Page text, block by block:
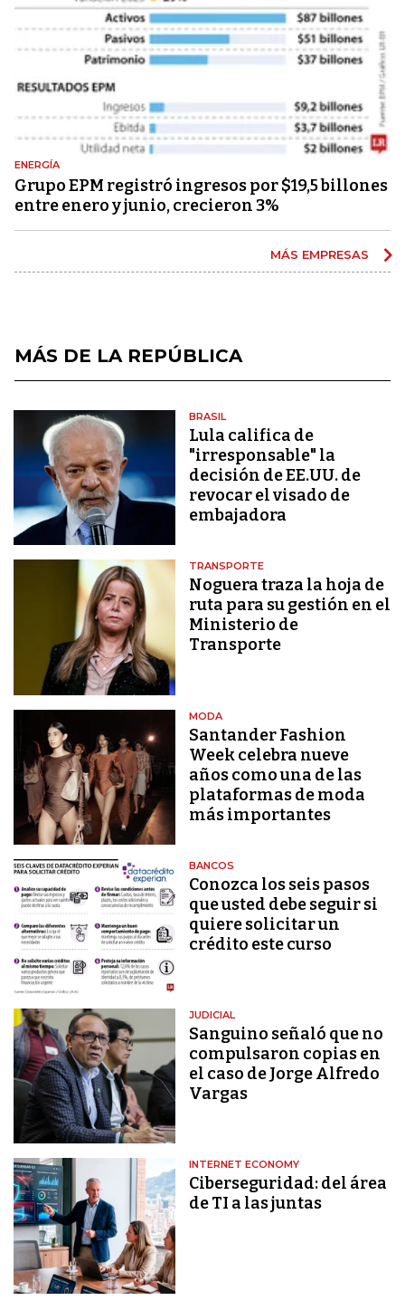
ENERGÍA
Grupo EPM registró ingresos por $19,5 billones
entre enero y junio, crecieron 3%
MÁS EMPRESAS
MÁS DE LA REPÚBLICA
BRASIL
Lula califica de
"irresponsable" la
decisión de EE.UU. de
revocar el visado de
embajadora
TRANSPORTE
Noguera traza la hoja de
ruta para su gestión en el
Ministerio de
Transporte
MODA
Santander Fashion
Week celebra nueve
años como una de las
plataformas de moda
más importantes
BANCOS
Conozca los seis pasos
que usted debe seguir si
quiere solicitar un
crédito este curso
JUDICIAL
Sanguino señaló que no
compulsaron copias en
el caso de Jorge Alfredo
Vargas
INTERNET ECONOMY
Ciberseguridad: del área
de TI a las juntas